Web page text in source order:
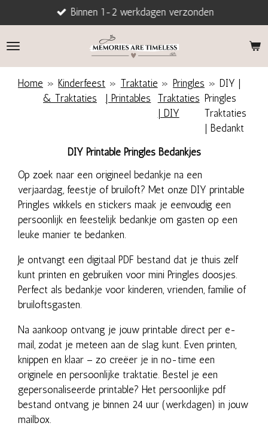
direct
naar
Binnen 1-2 werkdagen verzonden
Home » Kinderfeest
& Traktaties
» Traktatie
| Printables
» Pringles
Traktaties
| DIY
» DIY |
Pringles
Traktaties
| Bedankt
DIY Printable Pringles Bedankjes
Op zoek naar een origineel bedankje na een
verjaardag, feestje of bruiloft? Met onze DIY printable
Pringles wikkels en stickers maak je eenvoudig een
persoonlijk en feestelijk bedankje om gasten op een
leuke manier te bedanken.
Je ontvangt een digitaal PDF bestand dat je thuis zelf
kunt printen en gebruiken voor mini Pringles doosjes.
Perfect als bedankje voor kinderen, vrienden, familie of
bruiloftsgasten.
Na aankoop ontvang je jouw printable direct per e-
mail, zodat je meteen aan de slag kunt. Even printen,
knippen en klaar – zo creëer je in no-time een
originele en persoonlijke traktatie. Bestel je een
gepersonaliseerde printable? Het persoonlijke pdf
bestand ontvang je binnen 24 uur (werkdagen) in jouw
mailbox.